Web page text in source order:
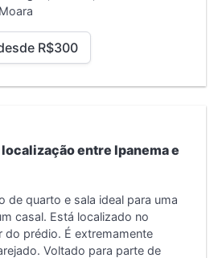
R$300
entre Ipanema e
de quarto e sala ideal para uma
casal. Está localizado no
do prédio. É extremamente
Voltado para parte de